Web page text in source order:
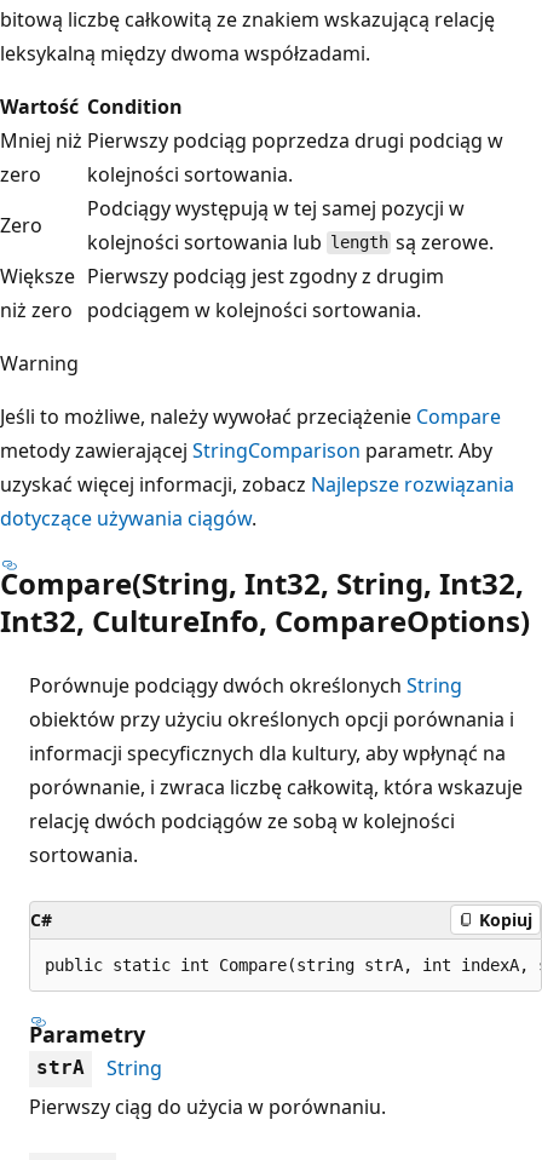
bitową liczbę całkowitą ze znakiem wskazującą relację
leksykalną między dwoma współzadami.
Wartość Condition
Mniej niż
zero
Pierwszy podciąg poprzedza drugi podciąg w
kolejności sortowania.
Zero
Podciągy występują w tej samej pozycji w
kolejności sortowania lub length są zerowe.
Większe
niż zero
Pierwszy podciąg jest zgodny z drugim
podciągem w kolejności sortowania.
Warning
Jeśli to możliwe, należy wywołać przeciążenie Compare
metody zawierającej StringComparison parametr. Aby
uzyskać więcej informacji, zobacz Najlepsze rozwiązania
dotyczące używania ciągów.
Compare(String, Int32, String, Int32,
Int32, CultureInfo, CompareOptions)
Porównuje podciągy dwóch określonych String
obiektów przy użyciu określonych opcji porównania i
informacji specyficznych dla kultury, aby wpłynąć na
porównanie, i zwraca liczbę całkowitą, która wskazuje
relację dwóch podciągów ze sobą w kolejności
sortowania.
C# Kopiuj
public static int Compare(string strA, int indexA,
Parametry
strA
String
Pierwszy ciąg do użycia w porównaniu.